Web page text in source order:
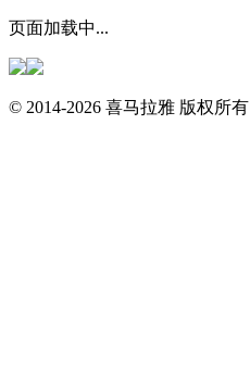
页面加载中...
© 2014-2026 喜马拉雅 版权所有